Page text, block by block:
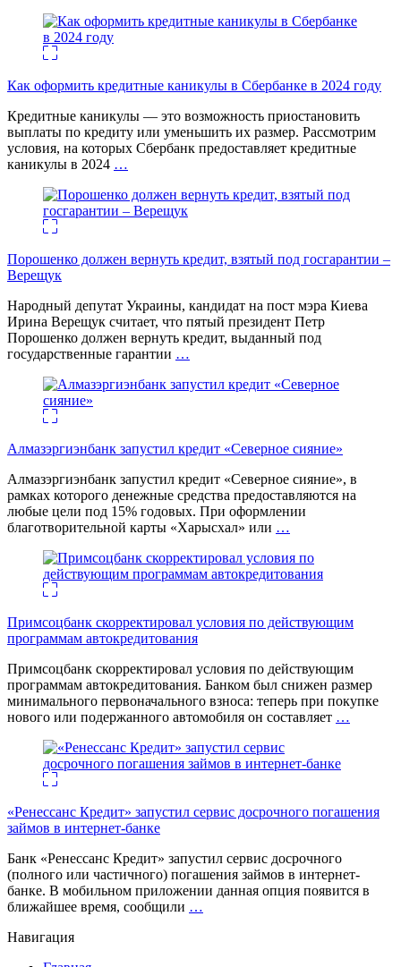
Как оформить кредитные каникулы в Сбербанке в 2024 году
Кредитные каникулы — это возможность приостановить
выплаты по кредиту или уменьшить их размер. Рассмотрим
условия, на которых Сбербанк предоставляет кредитные
каникулы в 2024 …
Порошенко должен вернуть кредит, взятый под госгарантии –
Верещук
Народный депутат Украины, кандидат на пост мэра Киева
Ирина Верещук считает, что пятый президент Петр
Порошенко должен вернуть кредит, выданный под
государственные гарантии …
Алмазэргиэнбанк запустил кредит «Северное сияние»
Алмазэргиэнбанк запустил кредит «Северное сияние», в
рамках которого денежные средства предоставляются на
любые цели под 15% годовых. При оформлении
благотворительной карты «Харысхал» или …
Примсоцбанк скорректировал условия по действующим
программам автокредитования
Примсоцбанк скорректировал условия по действующим
программам автокредитования. Банком был снижен размер
минимального первоначального взноса: теперь при покупке
нового или подержанного автомобиля он составляет …
«Ренессанс Кредит» запустил сервис досрочного погашения
займов в интернет-банке
Банк «Ренессанс Кредит» запустил сервис досрочного
(полного или частичного) погашения займов в интернет-
банке. В мобильном приложении данная опция появится в
ближайшее время, сообщили …
Навигация